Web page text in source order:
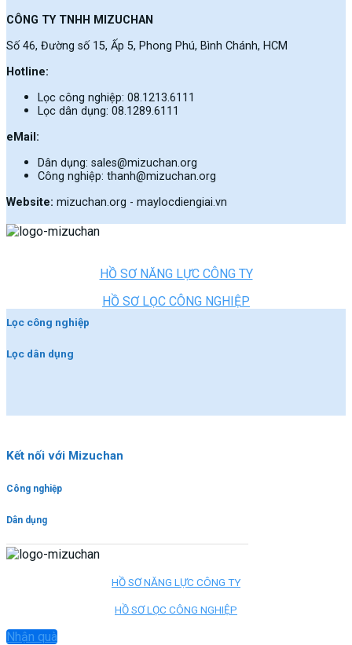
CÔNG TY TNHH MIZUCHAN
Số 46, Đường số 15, Ấp 5, Phong Phú, Bình Chánh, HCM
Hotline:
Lọc công nghiệp: 08.1213.6111
Lọc dân dụng: 08.1289.6111
eMail:
Dân dụng: sales@mizuchan.org
Công nghiệp: thanh@mizuchan.org
Website: mizuchan.org - maylocdiengiai.vn
HỒ SƠ NĂNG LỰC CÔNG TY
HỒ SƠ LỌC CÔNG NGHIỆP
Lọc công nghiệp
Lọc dân dụng
Kết nối với Mizuchan
Công nghiệp
Dân dụng
HỒ SƠ NĂNG LỰC CÔNG TY
HỒ SƠ LỌC CÔNG NGHIỆP
Nhận quà